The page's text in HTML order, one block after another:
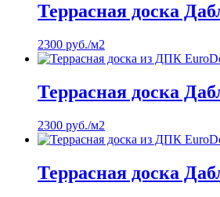
Террасная доска
2300 руб./м2
Террасная доска
2300 руб./м2
Террасная доска